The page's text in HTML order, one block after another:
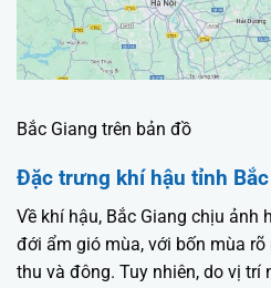
Bắc Giang trên bản đồ
Đặc trưng khí hậu tỉnh Bắc
Về khí hậu, Bắc Giang chịu ảnh
đới ẩm gió mùa, với bốn mùa rõ
thu và đông. Tuy nhiên, do vị trí